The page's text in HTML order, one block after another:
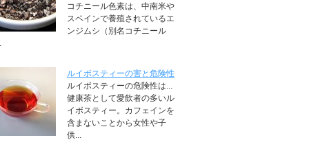
コチニール色素は、中南米や
スペインで養殖されているエ
ンジムシ（別名コチニール
ルイボスティーの害と危険性
ルイボスティーの危険性は...
健康茶として愛飲者の多いル
イボスティー。カフェインを
含まないことから女性や子
供...